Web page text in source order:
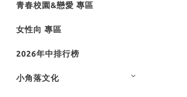
青春校園&戀愛 專區
女性向 專區
2026年中排行榜
小角落文化